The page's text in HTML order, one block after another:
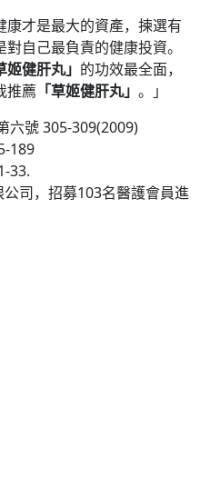
才是最大的資產，揀選有
自己最負責的健康投資。
姬健肝丸」 的功效最全面，
推薦 「草姬健肝丸」 。」
六號 305-309(2009)
189
33.
司，招募103名醫護會員進